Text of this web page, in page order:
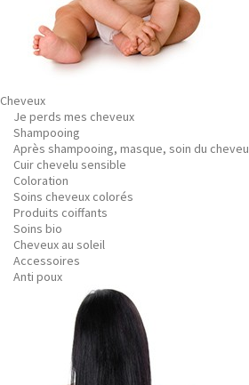
Cheveux
Je perds mes cheveux
Shampooing
Après shampooing, masque, soin du cheveu
Cuir chevelu sensible
Coloration
Soins cheveux colorés
Produits coiffants
Soins bio
Cheveux au soleil
Accessoires
Anti poux